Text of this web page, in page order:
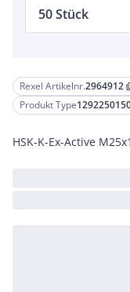
Rexel Artikelnr.2964912
Produkt Type
HSK-K-Ex-Active
50 Stück